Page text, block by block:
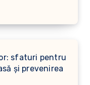
sfaturi pentru
și prevenirea